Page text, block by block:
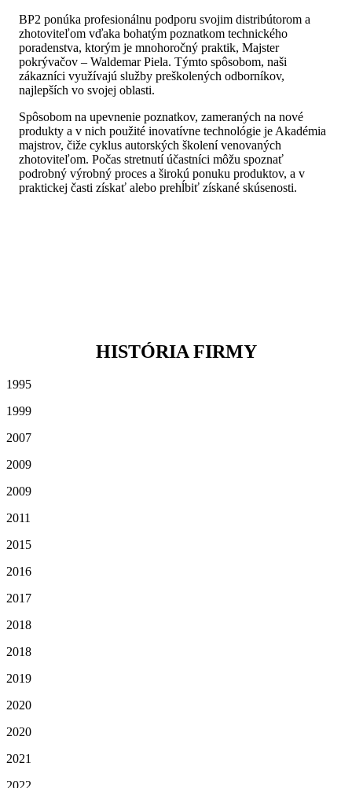
BP2 ponúka profesionálnu podporu svojim distribútorom a
zhotoviteľom vďaka bohatým poznatkom technického
poradenstva, ktorým je mnohoročný praktik, Majster
pokrývačov – Waldemar Piela. Týmto spôsobom, naši
zákazníci využívajú služby preškolených odborníkov,
najlepších vo svojej oblasti.
Spôsobom na upevnenie poznatkov, zameraných na nové
produkty a v nich použité inovatívne technológie je Akadémia
majstrov, čiže cyklus autorských školení venovaných
zhotoviteľom. Počas stretnutí účastníci môžu spoznať
podrobný výrobný proces a širokú ponuku produktov, a v
praktickej časti získať alebo prehĺbiť získané skúsenosti.
HISTÓRIA FIRMY
1995
1999
2007
2009
2009
2011
2015
2016
2017
2018
2018
2019
2020
2020
2021